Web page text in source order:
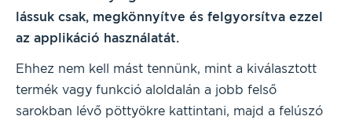
lássuk csak, megkönnyítve és felgyorsítva ezzel
az applikáció használatát.
Ehhez nem kell mást tennünk, mint a kiválasztott
termék vagy funkció aloldalán a jobb felső
sarokban lévő pöttyökre kattintani, majd a felúszó